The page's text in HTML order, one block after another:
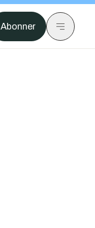
Abonner